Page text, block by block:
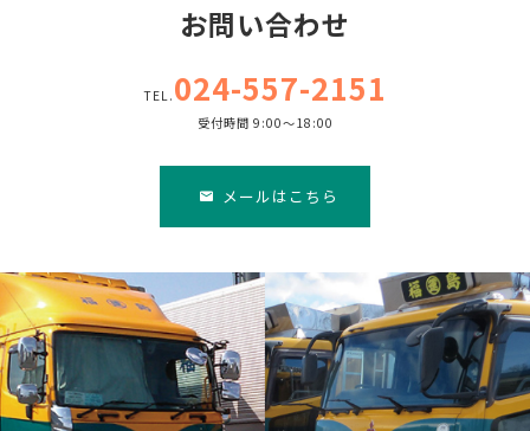
お問い合わせ
TEL. 024-557-2151
受付時間 9:00～18:00
メールはこちら